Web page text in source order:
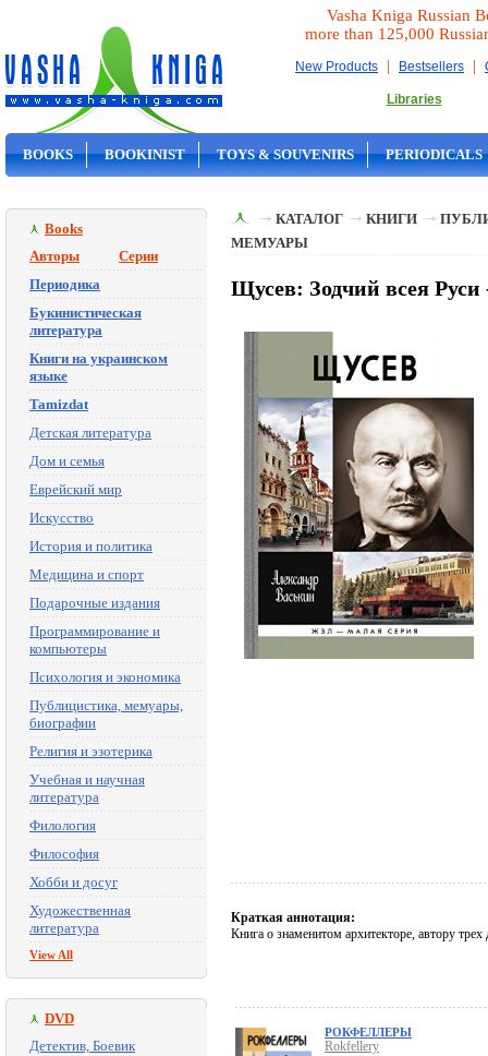
Vasha Kniga Russian
more than 125,000
New Products | Bestsellers |
Libraries
BOOKS BOOKINIST TOYS & SOUVENIRS PERIODICALS
Books
Авторы
Серии
Периодика
Букинистическая
литература
Книги на украинском
языке
Tamizdat
Детская литература
Дом и семья
Еврейский мир
Искусство
История и политика
Медицина и спорт
Подарочные издания
Программирование и
компьютеры
Психология и экономика
Публицистика, мемуары,
биографии
Религия и эзотерика
Учебная и научная
литература
Филология
Философия
Хобби и досуг
Художественная
литература
View All
DVD
Детектив, Боевик
КАТАЛОГ КНИГИ
МЕМУАРЫ
Щусев: Зодчий всея
Краткая аннотация:
Книга о знаменитом архитекторе, автору
РОКФЕЛЛЕРЫ
Rokfellery